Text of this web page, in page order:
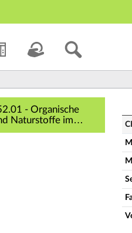
- Organische
Naturstoffe im
(OC-NatC-N)